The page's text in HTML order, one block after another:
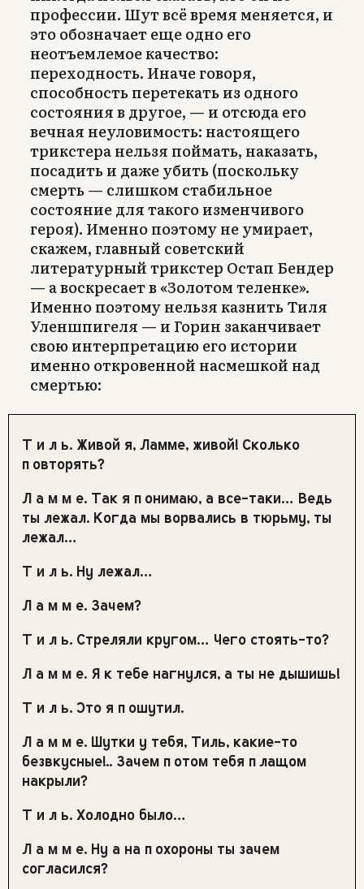
профессии. Шут всё время меняется, и
это обозначает еще одно его
неотъемлемое качество:
переходность. Иначе говоря,
способность перетекать из одного
состояния в другое, — и отсюда его
вечная неуловимость: настоящего
трикстера нельзя поймать, наказать,
посадить и даже убить (поскольку
смерть — слишком стабильное
состояние для такого изменчивого
героя). Именно поэтому не умирает,
скажем, главный советский
литературный трикстер Остап Бендер
— а воскресает в «Золотом теленке».
Именно поэтому нельзя казнить Тиля
Уленшпигеля — и Горин заканчивает
свою интерпретацию его истории
именно откровенной насмешкой над
смертью:
Т и л ь. Живой я, Ламме, живой! Сколько
повторять?
Л а м м е. Так я понимаю, а все-таки… Ведь
ты лежал. Когда мы ворвались в тюрьму, ты
лежал…
Т и л ь. Ну лежал…
Л а м м е. Зачем?
Т и л ь. Стреляли кругом… Чего стоять-то?
Л а м м е. Я к тебе нагнулся, а ты не дышишь!
Т и л ь.Это я пошутил.
Л а м м е. Шутки у тебя, Тиль, какие-то
безвкусные!.. Зачем потом тебя плащом
накрыли?
Т и л ь.Холодно было…
Л а м м е. Ну а на похороны ты зачем
согласился?